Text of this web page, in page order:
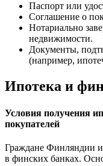
Паспорт или
Соглашение о
Нотариально
недвижимости.
Документы,
(например,
Ипотека и
Условия получения
покупателей
Граждане Финляндии
в финских банках.